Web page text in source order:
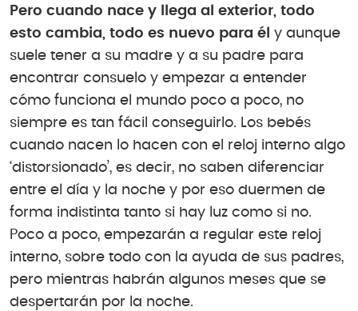
Pero cuando nace y llega al exterior, todo
esto cambia, todo es nuevo para él y aunque
suele tener a su madre y a su padre para
encontrar consuelo y empezar a entender
cómo funciona el mundo poco a poco, no
siempre es tan fácil conseguirlo. Los bebés
cuando nacen lo hacen con el reloj interno algo
‘distorsionado’, es decir, no saben diferenciar
entre el día y la noche y por eso duermen de
forma indistinta tanto si hay luz como si no.
Poco a poco, empezarán a regular este reloj
interno, sobre todo con la ayuda de sus padres,
pero mientras habrán algunos meses que se
despertarán por la noche.